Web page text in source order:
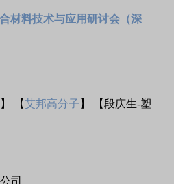
材料技术与应用研讨会（深
【艾邦高分子 】 【段庆生-塑
司